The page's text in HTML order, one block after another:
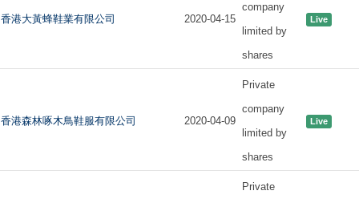
香港大黃蜂鞋業有限公司 2020-04-15
company
limited by
shares
Live
香港森林啄木鳥鞋服有限公司 2020-04-09
Private
company
limited by
shares
Live
Private